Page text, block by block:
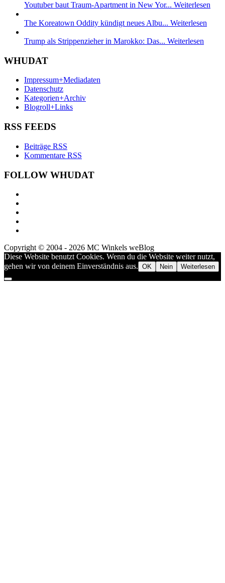
Youtuber baut Traum-Apartment in New Yor... Weiterlesen
The Koreatown Oddity kündigt neues Albu... Weiterlesen
Trump als Strippenzieher in Marokko: Das... Weiterlesen
WHUDAT
Impressum+Mediadaten
Datenschutz
Kategorien+Archiv
Blogroll+Links
RSS FEEDS
Beiträge RSS
Kommentare RSS
FOLLOW WHUDAT
Copyright © 2004 - 2026 MC Winkels weBlog
Diese Website benutzt Cookies. Wenn du die Website weiter nutzt,
gehen wir von deinem Einverständnis aus. OK Nein Weiterlesen